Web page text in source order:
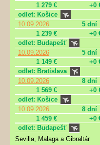
1 279 €
+0
odlet: Košice
10.09.2026
5 dní
1 239 €
+0
odlet: Budapešť
10.09.2026
5 dní
1 149 €
+0
odlet: Bratislava
10.09.2026
8 dní
1 569 €
+0
odlet: Košice
10.09.2026
8 dní
1 459 €
+0
odlet: Budapešť
Sevilla, Malaga a Gibraltár